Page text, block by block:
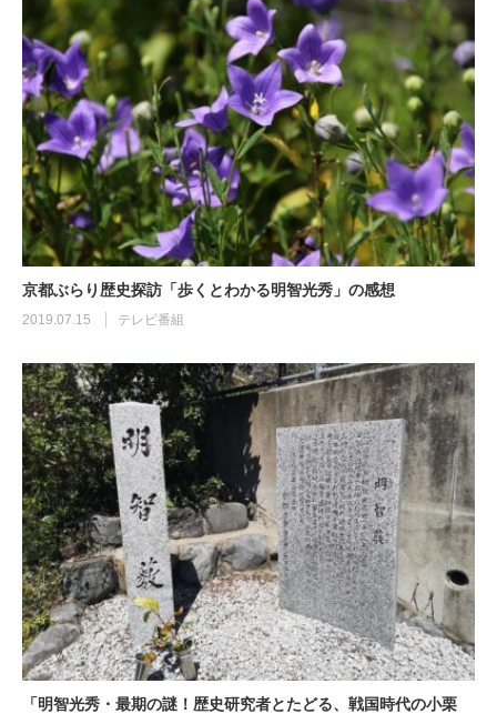
京都ぶらり歴史探訪「歩くとわかる明智光秀」の感想
2019.07.15 テレビ番組
「明智光秀・最期の謎！歴史研究者とたどる、戦国時代の小栗